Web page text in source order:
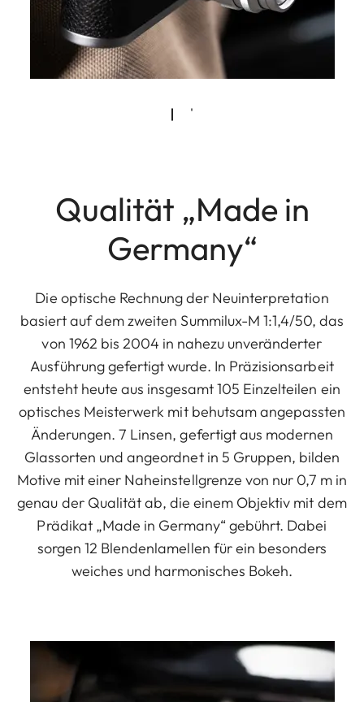
Qualität „Made in
Germany“
Die optische Rechnung der Neuinterpretation
basiert auf dem zweiten Summilux-M 1:1,4/50, das
von 1962 bis 2004 in nahezu unveränderter
Ausführung gefertigt wurde. In Präzisionsarbeit
entsteht heute aus insgesamt 105 Einzelteilen ein
optisches Meisterwerk mit behutsam angepassten
Änderungen. 7 Linsen, gefertigt aus modernen
Glassorten und angeordnet in 5 Gruppen, bilden
Motive mit einer Naheinstellgrenze von nur 0,7 m in
genau der Qualität ab, die einem Objektiv mit dem
Prädikat „Made in Germany“ gebührt. Dabei
sorgen 12 Blendenlamellen für ein besonders
weiches und harmonisches Bokeh.